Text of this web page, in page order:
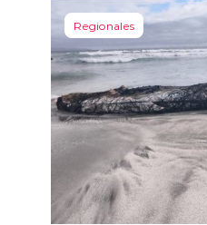
Regionales